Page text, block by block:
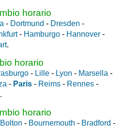
horario
- Dortmund - Dresden -
- Hamburgo - Hannover -
.
horario
- Lille - Lyon - Marsella -
- Paris - Reims - Rennes -
.
horario
Bolton - Bournemouth - Bradford -